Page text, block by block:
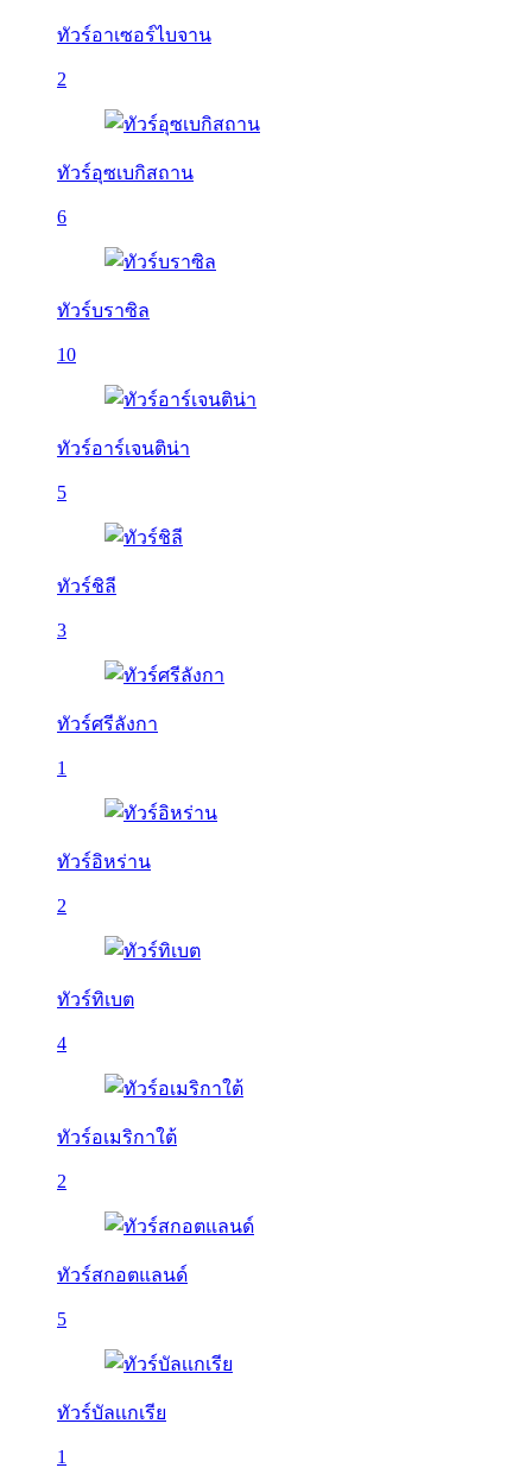
ทัวร์อาเซอร์ไบจาน
2
ทัวร์อุซเบกิสถาน
6
ทัวร์บราซิล
10
ทัวร์อาร์เจนติน่า
5
ทัวร์ชิลี
3
ทัวร์ศรีลังกา
1
ทัวร์อิหร่าน
2
ทัวร์ทิเบต
4
ทัวร์อเมริกาใต้
2
ทัวร์สกอตแลนด์
5
ทัวร์บัลเเกเรีย
1